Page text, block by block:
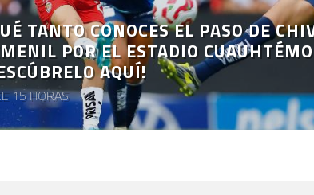
TANTO CONOCES EL PASO DE
POR EL ESTADIO
AQUÍ!
15 HORAS